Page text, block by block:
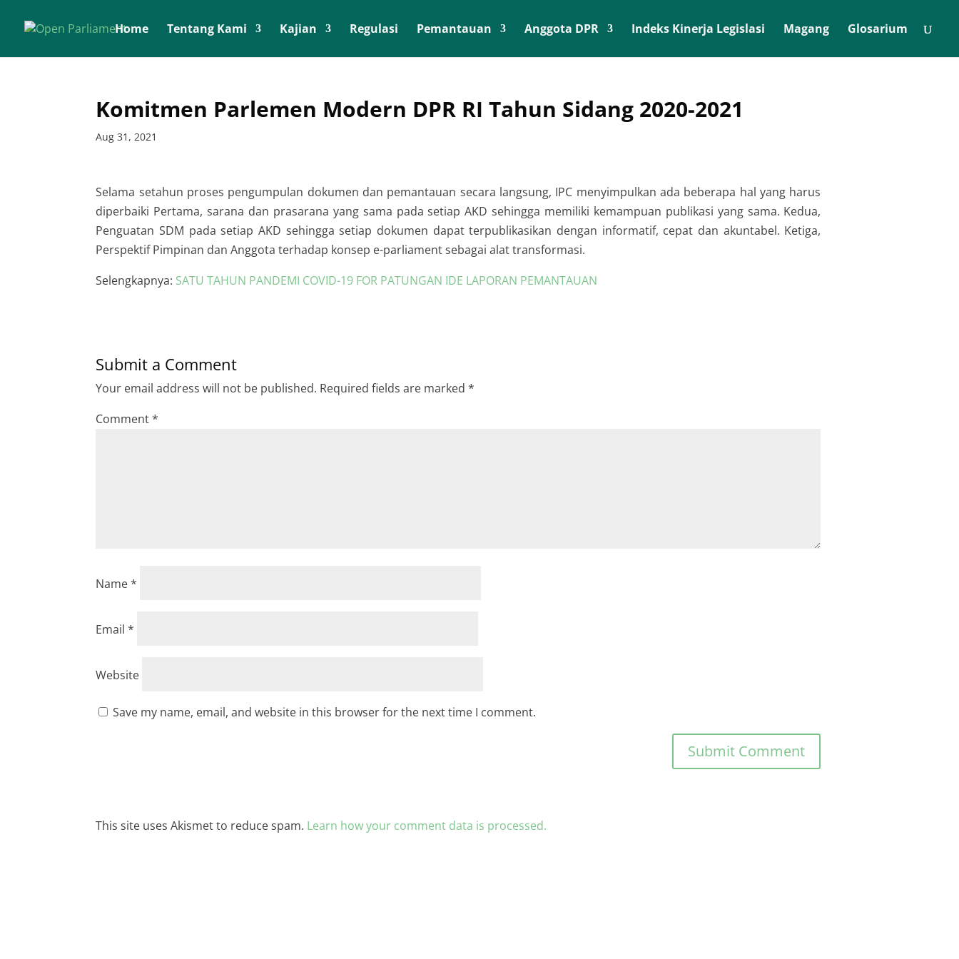
Home Tentang Kami Kajian Regulasi Pemantauan Anggota DPR Indeks Kinerja Legislasi Magang Glosarium
Komitmen Parlemen Modern DPR RI Tahun Sidang 2020-2021
Aug 31, 2021
Selama setahun proses pengumpulan dokumen dan pemantauan secara langsung, IPC menyimpulkan ada beberapa hal yang harus
diperbaiki Pertama, sarana dan prasarana yang sama pada setiap AKD sehingga memiliki kemampuan publikasi yang sama. Kedua,
Penguatan SDM pada setiap AKD sehingga setiap dokumen dapat terpublikasikan dengan informatif, cepat dan akuntabel. Ketiga,
Perspektif Pimpinan dan Anggota terhadap konsep e-parliament sebagai alat transformasi.
Selengkapnya: SATU TAHUN PANDEMI COVID-19 FOR PATUNGAN IDE LAPORAN PEMANTAUAN
Submit a Comment
Your email address will not be published. Required fields are marked*
Comment*
Name*
Email*
Website
Save my name, email, and website in this browser for the next time I comment.
This site uses Akismet to reduce spam. Learn how your comment data is processed.